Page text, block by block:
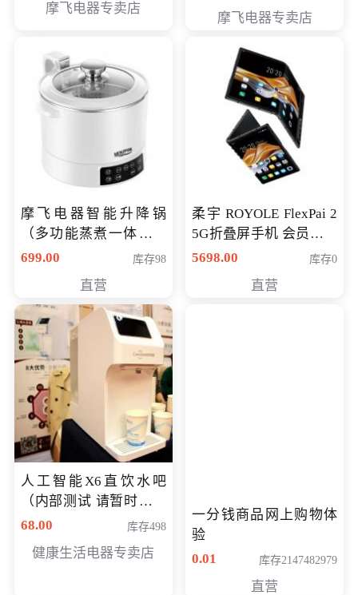
摩飞电器专卖店
摩飞电器专卖店
摩飞电器智能升降锅
（多功能蒸煮一体锅）
（智能升降养生锅） 会
699.00 库存98
直营
柔宇 ROYOLE FlexPai 2
5G折叠屏手机 会员专享
购买价格 4998元
5698.00 库存0
直营
人工智能X6直饮水吧
（内部测试 请暂时不要
购买）
68.00 库存498
健康生活电器专卖店
一分钱商品网上购物体
验
0.01
库存2147482979
直营